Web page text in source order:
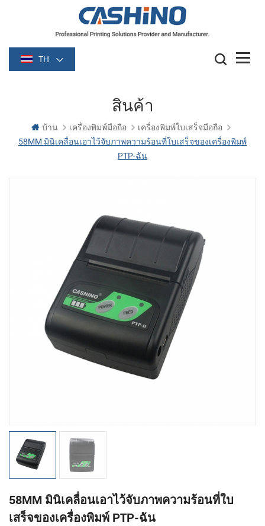
TH
สินค้า
บ้าน เครื่องพิมพ์มือถือ
เครื่องพิมพ์ใบเสร็จมือถือ
58MM มินิเคลื่อนเอาไว้จับภาพความร้อนที่ใบเสร็จของเครื่องพิมพ์
PTP-ฉัน
58MM มินิเคลื่อนเอาไว้จับภาพความร้อนที่ใบ
เสร็จของเครื่องพิมพ์ PTP-ฉัน